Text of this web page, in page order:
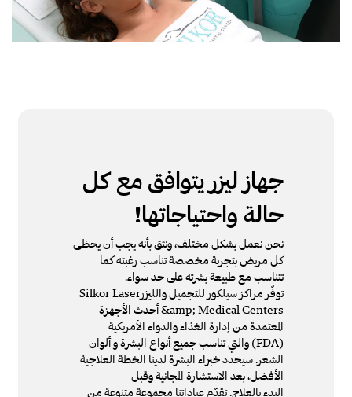
جهاز ليزر يتوافق مع كل
حالة واحتياجاتها!
نحن نعمل بشكل مختلف، ونثق بأنه يجب أن يحظى
كل مريض بتجربة مخصصة تناسب رغبته كما
تتناسب مع طبيعة بشرته على حد سواء.
توفّر مراكز سيلكور للتجميل والليزرSilkor Laser
&amp; Medical Centers أحدث الأجهزة
المعتمدة من إدارة الغذاء والدواء الأمريكية
(FDA) والتي تناسب جميع أنواع البشرة و ألوان
الشعر. سيحدد خبراء البشرة لدينا الخطة العلاجية
الأفضل، بعد الاستشارة المجانية وقبل
البدء بالعلاج. تقدّم عياداتنا مجموعة متنوعة من